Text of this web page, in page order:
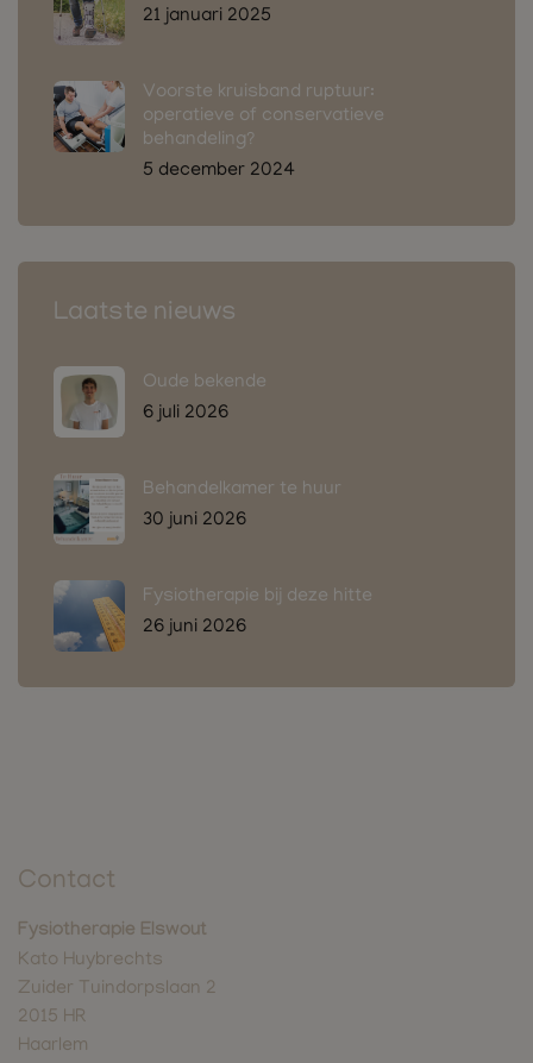
21 januari 2025
Voorste kruisband ruptuur:
operatieve of conservatieve
behandeling?
5 december 2024
Laatste nieuws
Oude bekende
6 juli 2026
Behandelkamer te huur
30 juni 2026
Fysiotherapie bij deze hitte
26 juni 2026
Contact
Fysiotherapie Elswout
Kato Huybrechts
Zuider Tuindorpslaan 2
2015 HR
Haarlem